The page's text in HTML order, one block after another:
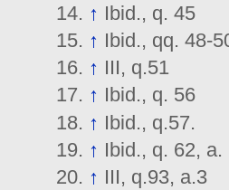
↑ Ibid., q. 45
↑ Ibid., qq. 48-
↑ III, q.51
↑ Ibid., q. 56
↑ Ibid., q.57.
↑ Ibid., q. 62, a.
↑ III, q.93, a.3